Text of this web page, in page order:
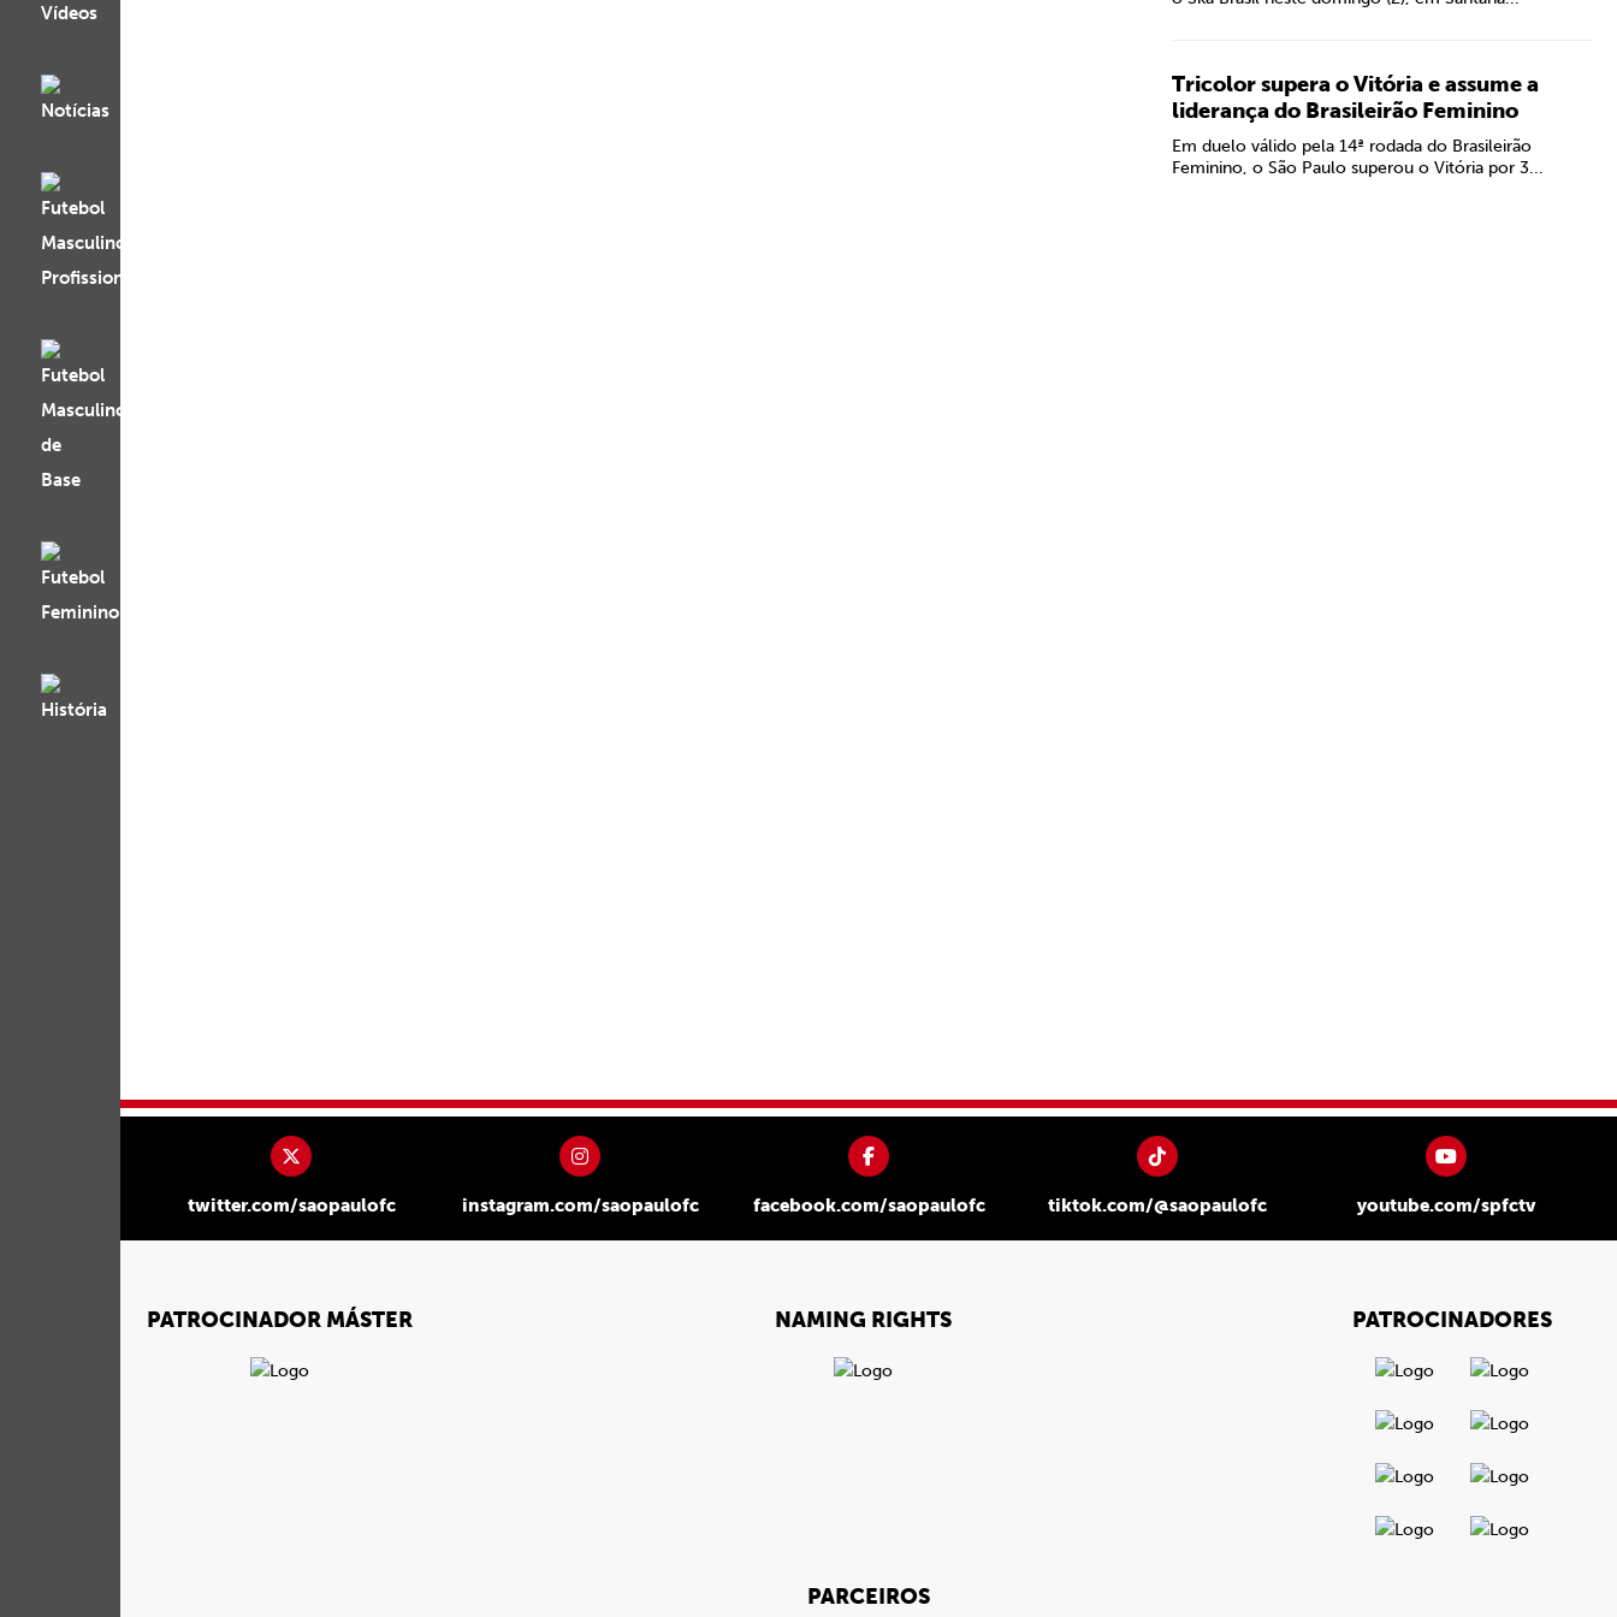
Tricolor supera o Vitória e assume a
liderança do Brasileirão Feminino
Em duelo válido pela 14ª rodada do Brasileirão
Feminino, o São Paulo superou o Vitória por 3...
twitter.com/saopaulofc instagram.com/saopaulofc facebook.com/saopaulofc tiktok.com/@saopaulofc youtube.com/spfctv
PATROCINADOR MÁSTER NAMING RIGHTS PATROCINADORES
PARCEIROS